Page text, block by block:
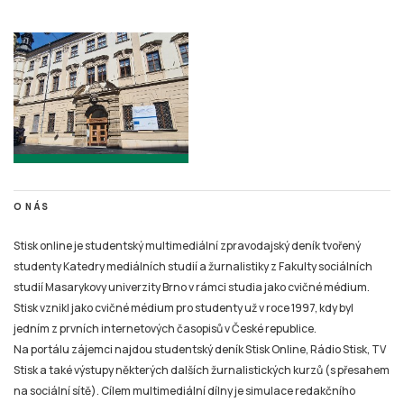
O NÁS
Stisk online je studentský multimediální zpravodajský deník tvořený
studenty Katedry mediálních studií a žurnalistiky z Fakulty sociálních
studií Masarykovy univerzity Brno v rámci studia jako cvičné médium.
Stisk vznikl jako cvičné médium pro studenty už v roce 1997, kdy byl
jedním z prvních internetových časopisů v České republice.
Na portálu zájemci najdou studentský deník Stisk Online, Rádio Stisk, TV
Stisk a také výstupy některých dalších žurnalistických kurzů (s přesahem
na sociální sítě). Cílem multimediální dílny je simulace redakčního